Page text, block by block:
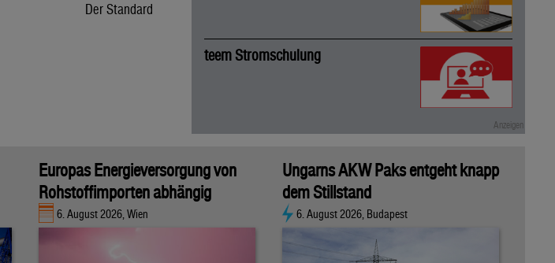
Der Standard
teem Stromschulung
Europas Energieversorgung von
Rohstoffimporten abhängig
6. August 2026, Wien
Ungarns AKW Paks entgeht knapp
dem Stillstand
6. August 2026, Budapest